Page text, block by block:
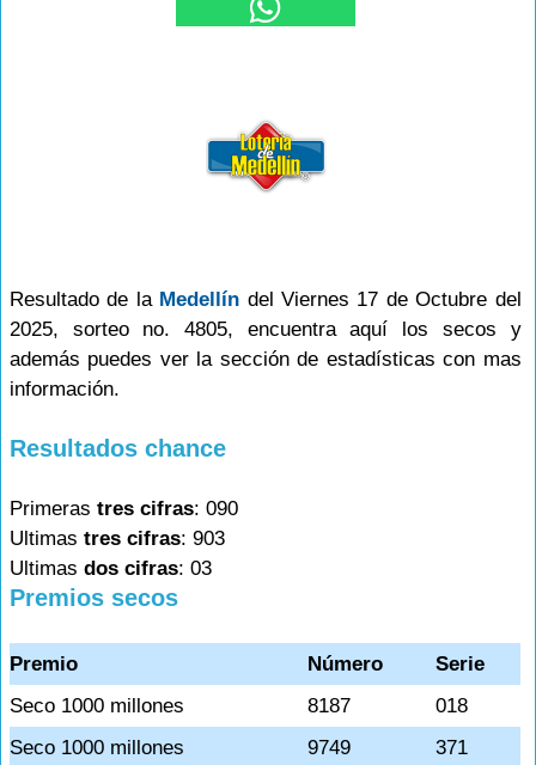
Resultado de la Medellín del Viernes 17 de Octubre del
2025, sorteo no. 4805, encuentra aquí los secos y
además puedes ver la sección de estadísticas con mas
información.
Resultados chance
Primeras tres cifras: 090
Ultimas tres cifras: 903
Ultimas dos cifras: 03
Premios secos
Premio Número
Serie
Seco 1000 millones
8187
018
Seco 1000 millones
9749
371